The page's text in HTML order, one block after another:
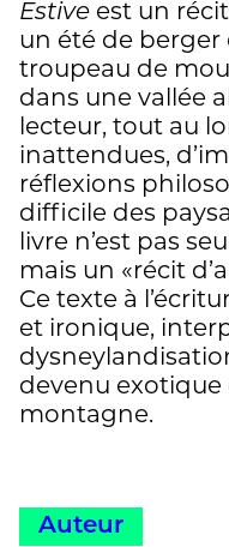
Estive est un
un été de berger
troupeau de
dans une vallée
lecteur, tout au
inattendues,
réflexions
difficile des
livre n’est pas
mais un «récit
Ce texte à
et ironique,
devenu exotique
montagne.
Auteur